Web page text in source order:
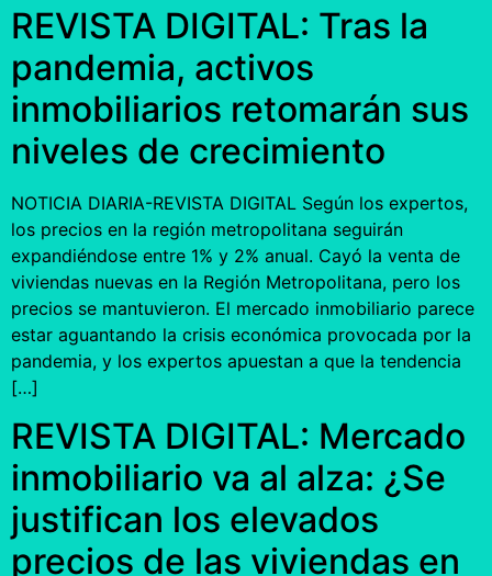
REVISTA DIGITAL: Tras la
pandemia, activos
inmobiliarios retomarán sus
niveles de crecimiento
NOTICIA DIARIA-REVISTA DIGITAL Según los expertos,
los precios en la región metropolitana seguirán
expandiéndose entre 1% y 2% anual. Cayó la venta de
viviendas nuevas en la Región Metropolitana, pero los
precios se mantuvieron. El mercado inmobiliario parece
estar aguantando la crisis económica provocada por la
pandemia, y los expertos apuestan a que la tendencia
[…]
REVISTA DIGITAL: Mercado
inmobiliario va al alza: ¿Se
justifican los elevados
precios de las viviendas en